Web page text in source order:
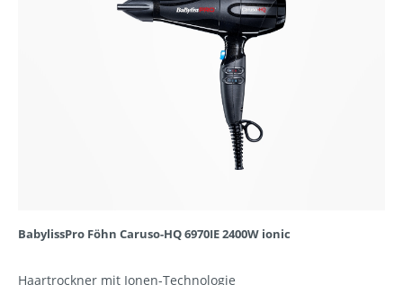
BabylissPro Föhn Caruso-HQ 6970IE 2400W ionic
Haartrockner mit Ionen-Technologie